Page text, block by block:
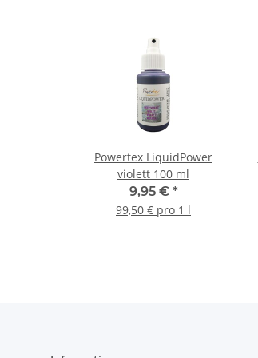
Powertex LiquidPower
violett 100 ml
9,95 € *
99,50 € pro 1 l